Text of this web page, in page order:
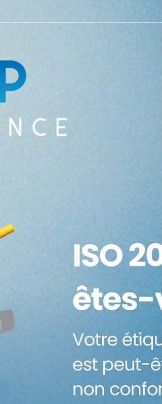
évolution réglementaire majeure concerne
mandataires Les importat